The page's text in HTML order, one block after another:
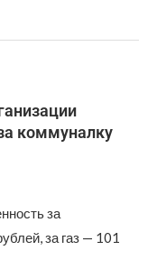
коммуналку
за
за газ — 101